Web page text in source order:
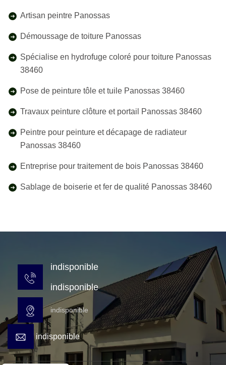
Artisan peintre Panossas
Démoussage de toiture Panossas
Spécialise en hydrofuge coloré pour toiture Panossas
38460
Pose de peinture tôle et tuile Panossas 38460
Travaux peinture clôture et portail Panossas 38460
Peintre pour peinture et décapage de radiateur
Panossas 38460
Entreprise pour traitement de bois Panossas 38460
Sablage de boiserie et fer de qualité Panossas 38460
indisponible
indisponible
indisponible
indisponible